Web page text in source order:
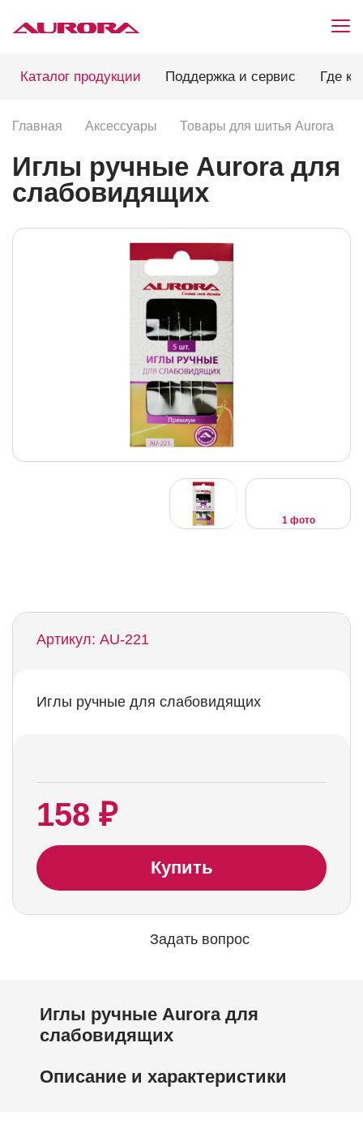
Каталог продукции Поддержка и сервис Где
Главная Аксессуары Товары для шитья Aurora
Иглы ручные Aurora для
слабовидящих
1 фото
Артикул: AU-221
Иглы ручные для слабовидящих
158 ₽
Купить
Задать вопрос
Иглы ручные Aurora для
слабовидящих
Описание и характеристики